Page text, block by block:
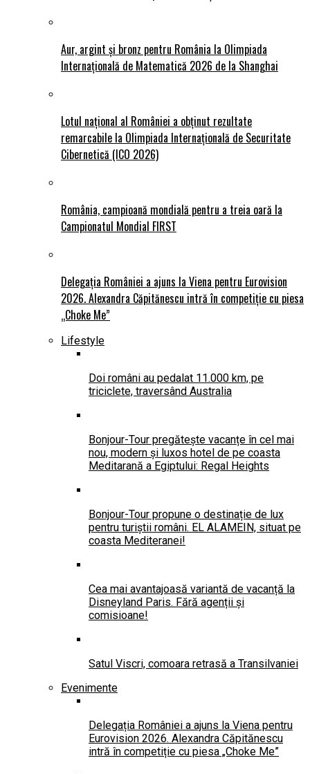
Aur, argint și bronz pentru România la Olimpiada
Internațională de Matematică 2026 de la Shanghai
Lotul național al României a obținut rezultate
remarcabile la Olimpiada Internațională de Securitate
Cibernetică (ICO 2026)
România, campioană mondială pentru a treia oară la
Campionatul Mondial FIRST
Delegația României a ajuns la Viena pentru Eurovision
2026. Alexandra Căpitănescu intră în competiție cu piesa
„Choke Me”
Lifestyle
Doi români au pedalat 11.000 km, pe
triciclete, traversând Australia
Bonjour-Tour pregătește vacanțe în cel mai
nou, modern și luxos hotel de pe coasta
Meditarană a Egiptului: Regal Heights
Bonjour-Tour propune o destinație de lux
pentru turiștii români. EL ALAMEIN, situat pe
coasta Mediteranei!
Cea mai avantajoasă variantă de vacanță la
Disneyland Paris. Fără agenții și
comisioane!
Satul Viscri, comoara retrasă a Transilvaniei
Evenimente
Delegația României a ajuns la Viena pentru
Eurovision 2026. Alexandra Căpitănescu
intră în competiție cu piesa „Choke Me”